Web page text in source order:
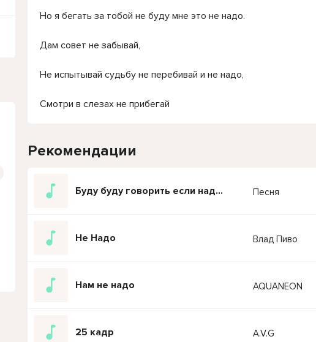
Но я бегать за тобой не буду мне это не надо.
Дам совет не забывай,
Не испытывай судьбу не перебивай и не надо,
Смотри в слезах не прибегай
Рекомендации
Буду буду говорить если надо буду газовать Ремикс Песня
Не Надо Влад Пиво
Нам не надо AQUANEON
25 кадр A.V.G